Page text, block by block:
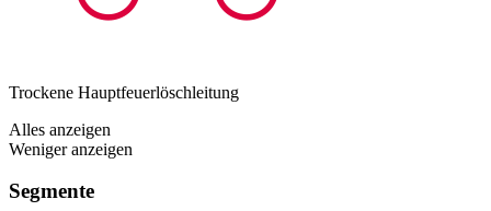
Trockene Hauptfeuerlöschleitung
Alles anzeigen
Weniger anzeigen
Segmente